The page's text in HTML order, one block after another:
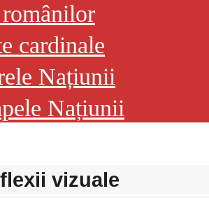
cardinale
Națiunii
Națiunii
vizuale